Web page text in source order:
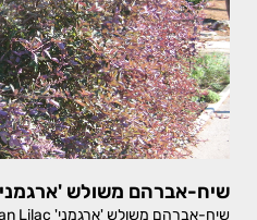
שיח-אברהם משולש